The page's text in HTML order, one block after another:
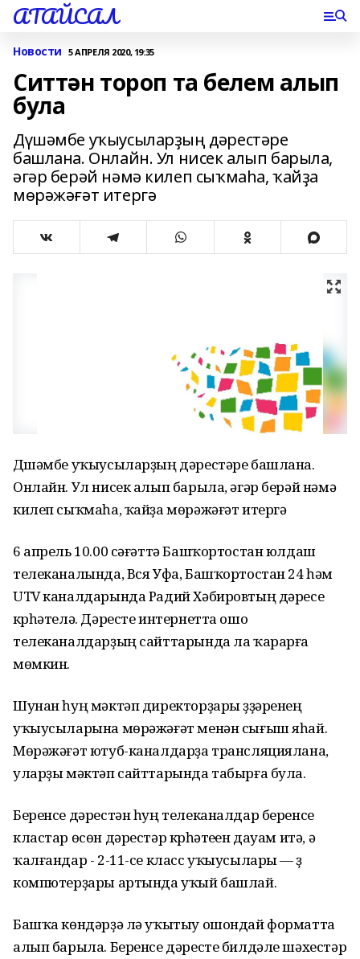
АТАЙСАЛ
Новости 5 АПРЕЛЯ 2020, 19:35
Ситтән тороп та белем алып
була
Дүшәмбе уҡыусыларҙың дәрестәре
башлана. Онлайн. Ул нисек алып барыла,
әгәр берәй нәмә килеп сыҡмаһа, ҡайҙа
мөрәжәғәт итергә
Дүшәмбе уҡыусыларҙың дәрестәре башлана.
Онлайн. Ул нисек алып барыла, әгәр берәй нәмә
килеп сыҡмаһа, ҡайҙа мөрәжәғәт итергә
6 апрель 10.00 сәғәттә Башҡортостан юлдаш
телеканалында, Вся Уфа, Башҡортостан 24 һәм
UTV каналдарында Радий Хәбировтың дәресе
күрһәтелә. Дәресте интернетта ошо
телеканалдарҙың сайттарында ла ҡарарға
мөмкин.
Шунан һуң мәктәп директорҙары үҙҙәренең
уҡыусыларына мөрәжәғәт менән сығыш яһай.
Мөрәжәғәт ютуб-каналдарҙа трансляциялана,
уларҙы мәктәп сайттарында табырға була.
Беренсе дәрестән һуң телеканалдар беренсе
кластар өсөн дәрестәр күрһәтеүен дауам итә, ә
ҡалғандар - 2-11-се класс уҡыусылары — үҙ
компютерҙары артында уҡый башлай.
Башҡа көндәрҙә лә уҡытыу ошондай форматта
алып барыла. Беренсе дәресте билдәле шәхестәр